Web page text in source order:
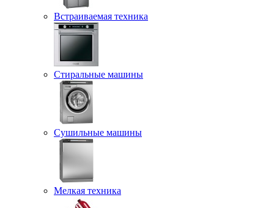
Встраиваемая техника
Стиральные машины
Сушильные машины
Мелкая техника